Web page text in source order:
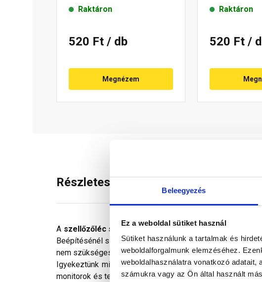
Beleegyezés
Ez a weboldal sütiket használ
Sütiket használunk a tartalmak és
weboldalforgalmunk elemzéséhez.
weboldalhasználatra vonatkozó
számukra vagy az Ön által használt
Raktáron
520 Ft / db
Megnézem
Raktáron
520 Ft /
Részletes leírás
A szellőzőléc segítségével 200 cm² -rel nő a szellőző
Beépítésénél szükségtelenné válik az első tetőléc
nem szükséges a csatornatartó vasakat besüllyeszteni.
Igyekeztünk minden technikailag lehetséges módon
monitorok és telefonok kijelzőin megjelenő színek a